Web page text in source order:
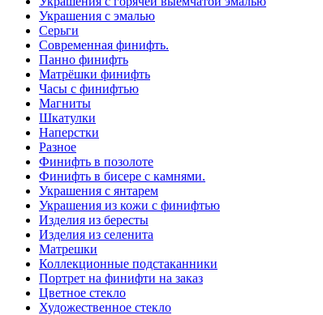
Украшения с эмалью
Серьги
Современная финифть.
Панно финифть
Матрёшки финифть
Часы с финифтью
Магниты
Шкатулки
Наперстки
Разное
Финифть в позолоте
Финифть в бисере с камнями.
Украшения с янтарем
Украшения из кожи с финифтью
Изделия из бересты
Изделия из селенита
Матрешки
Коллекционные подстаканники
Портрет на финифти на заказ
Цветное стекло
Художественное стекло